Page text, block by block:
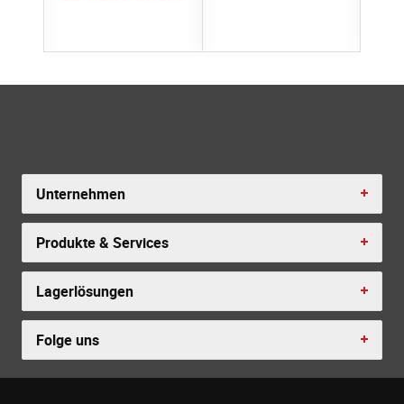
Unternehmen
Produkte & Services
Lagerlösungen
Folge uns